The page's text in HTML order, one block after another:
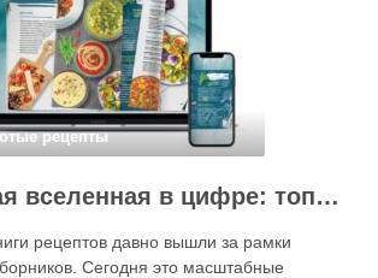
рецепты
Кулинарная вселенная в цифре: топ-3 самых больших электронных книг рецептов
рецептов давно вышли за рамки
Сегодня это масштабные